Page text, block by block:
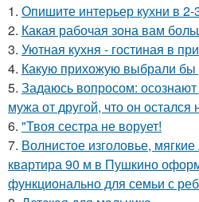
1. Опишите интерьер кухни в 2-
2. Какая рабочая зона вам
3. Уютная кухня - гостиная в
4. Какую прихожую выбрали бы
5. Задаюсь вопросом:
мужа от другой, что он остался
6. "Твоя сестра не ворует!
7. Волнистое изголовье,
квартира 90 м в Пушкино
функционально для семьи с